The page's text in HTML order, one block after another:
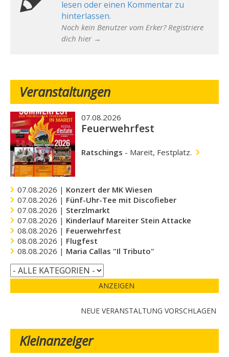
lesen oder einen Kommentar zu
hinterlassen.
Noch kein Benutzer vom Erker? Registriere
dich hier →
Veranstaltungen
07.08.2026
Feuerwehrfest
Ratschings - Mareit, Festplatz.
07.08.2026 | Konzert der MK Wiesen
07.08.2026 | Fünf-Uhr-Tee mit Discofieber
07.08.2026 | Sterzlmarkt
07.08.2026 | Kinderlauf Mareiter Stein Attacke
08.08.2026 | Feuerwehrfest
08.08.2026 | Flugfest
08.08.2026 | Maria Callas "Il Tributo"
ANZEIGEN
NEUE VERANSTALTUNG VORSCHLAGEN
Kleinanzeiger